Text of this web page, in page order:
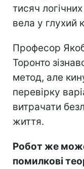
тисяч
вела у глухий
Професор
Торонто
метод, але
перевірку
витрачати
життя.
Робот же
помилкові